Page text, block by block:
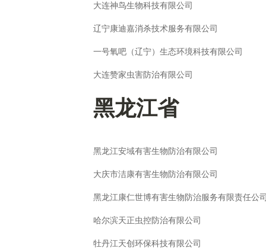
大连神鸟生物科技有限公司
辽宁康迪嘉消杀技术服务有限公司
一号氧吧（辽宁）生态环境科技有限公司
大连赞家虫害防治有限公司
黑龙江省
黑龙江安域有害生物防治有限公司
大庆市洁康有害生物防治有限公司
黑龙江康仁世博有害生物防治服务有限责任公
哈尔滨天正虫控防治有限公司
牡丹江天创环保科技有限公司